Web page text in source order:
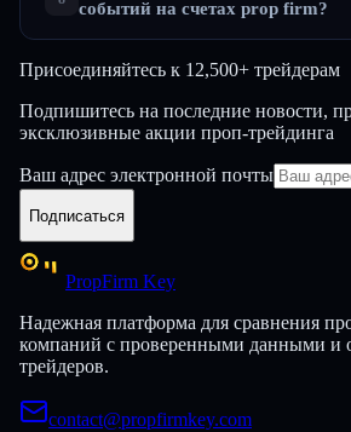
событий на счетах prop firm?
Присоединяйтесь к 12,500+ трейдерам
Подпишитесь на последние новости,
эксклюзивные акции проп-трейдинга
Ваш адрес электронной почты
Подписаться
PropFirm Key
Надежная платформа для сравнения
компаний с проверенными данными и
трейдеров.
contact@propfirmkey.com